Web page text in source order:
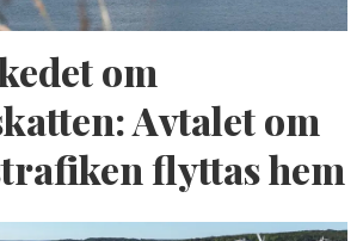
om
Avtalet om
flyttas hem